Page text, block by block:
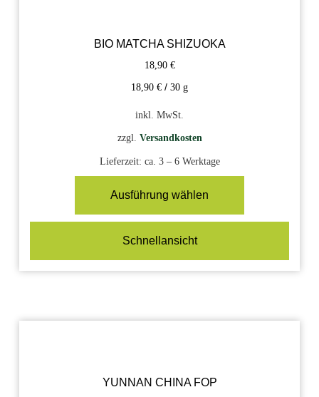
BIO MATCHA SHIZUOKA
18,90 €
18,90 € / 30 g
inkl. MwSt.
zzgl. Versandkosten
Lieferzeit: ca. 3 – 6 Werktage
Ausführung wählen
Schnellansicht
YUNNAN CHINA FOP